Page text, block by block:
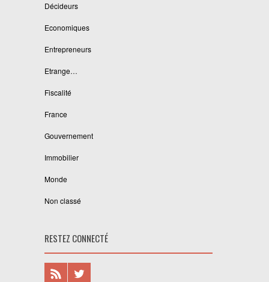
Décideurs
Economiques
Entrepreneurs
Etrange…
Fiscalité
France
Gouvernement
Immobilier
Monde
Non classé
RESTEZ CONNECTÉ